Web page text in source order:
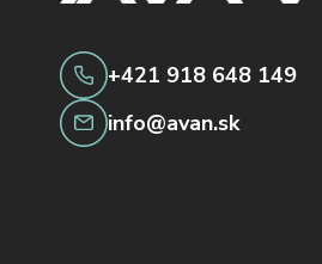
+421 918 648 149
info@avan.sk